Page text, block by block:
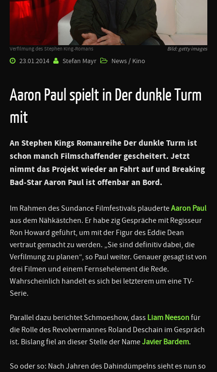
Verfilmung des Stephen King-Romans Bild: getty images
23.01.2014 Stefan Mayr News / Kino
Aaron Paul spielt in Der dunkle Turm
mit
An Stephen Kings Romanreihe Der dunkle Turm ist
schon manch Filmschaffender gescheitert. Jetzt
nimmt das Projekt wieder an Fahrt auf und Breaking
Bad-StarAaron Paul ist offenbar an Bord.
Im Rahmen des Sundance Filmfestivals plauderteAaron Paul
aus dem Nähkästchen. Er habe zig Gespräche mit Regisseur
Ron Howard geführt, um mit der Figur des Eddie Dean
vertraut gemacht zu werden. „Sie sind definitiv dabei, die
Verfilmung zu planen“, so Paul weiter. Genauer gesagt ist von
drei Filmen und einem Fernsehelement die Rede.
Wahrscheinlich handelt es sich bei letzterem um eine TV-
Serie.
Parallel dazu berichtet Schmoeshow, dass Liam Neesonfür
die Rolle des Revolvermannes Roland Deschain im Gespräch
ist. Bislang fiel an dieser Stelle der NameJavier Bardem.
So oder so: Nach Jahren des Dahindümpelns sieht es nun so